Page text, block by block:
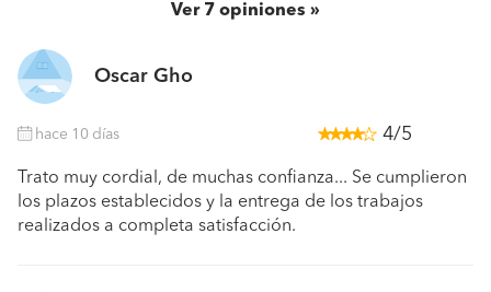
Ver 7 opiniones
Oscar Gho
hace 10 días 4/5
Trato muy cordial, de muchas confianza... Se cumplieron
los plazos establecidos y la entrega de los trabajos
realizados a completa satisfacción.